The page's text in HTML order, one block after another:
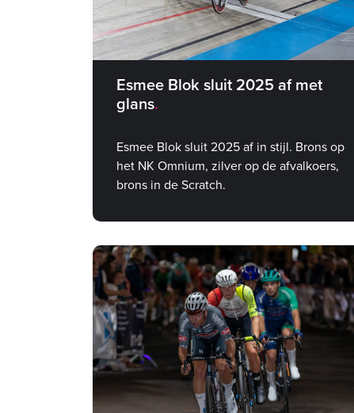
Esmee Blok sluit 2025 af met
glans
Esmee Blok sluit 2025 af in stijl. Brons op
het NK Omnium, zilver op de afvalkoers,
brons in de Scratch.